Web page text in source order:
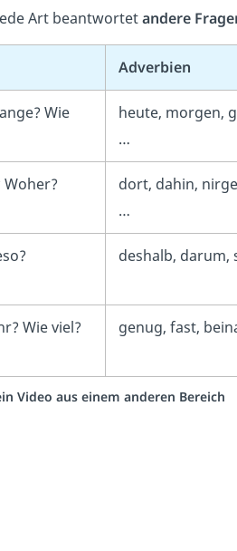
Art beantwortetandere
Adverbien
Wie
heute, morgen,
…
Woher?
dort, dahin,
…
deshalb,
Wie viel? genug, fast,
Video aus einem anderen Bereich